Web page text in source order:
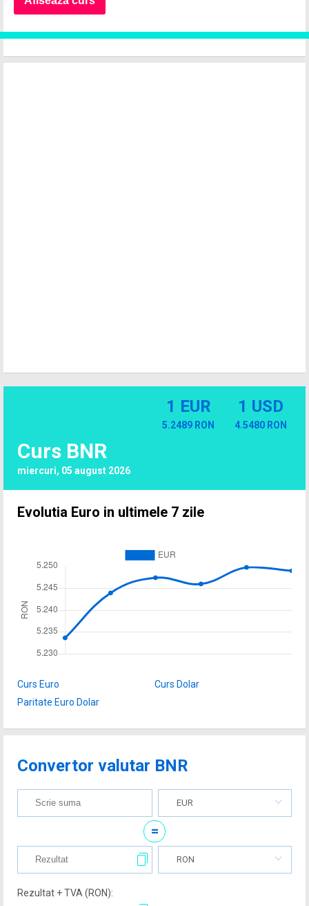
Curs BNR
miercuri, 05 august 2026
1 EUR
5.2489 RON
1 USD
4.5480 RON
Evolutia Euro in ultimele 7 zile
Curs Euro
Curs Dolar
Paritate Euro Dolar
Convertor valutar BNR
EUR
=
RON
Rezultat + TVA (RON):